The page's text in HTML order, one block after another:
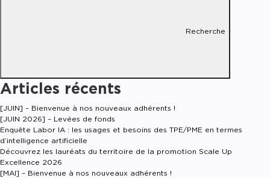
Recherche
Articles récents
[JUIN] – Bienvenue à nos nouveaux adhérents !
[JUIN 2026] – Levées de fonds
Enquête Labor IA : les usages et besoins des TPE/PME en termes
d’intelligence artificielle
Découvrez les lauréats du territoire de la promotion Scale Up
Excellence 2026
[MAI] – Bienvenue à nos nouveaux adhérents !